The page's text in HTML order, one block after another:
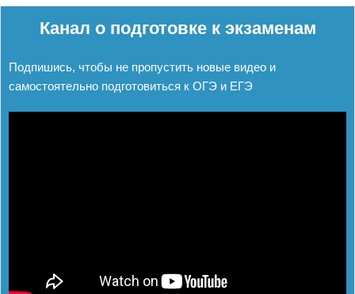
Канал о подготовке к экзаменам
Подпишись, чтобы не пропустить новые видео и
самостоятельно подготовиться к ОГЭ и ЕГЭ